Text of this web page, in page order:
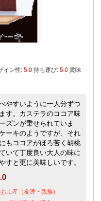
イン性: 5.0 持ち運び: 5.0 賞味
やすいように一人分ずつ
す。カステラのココア味
ズンが乗せられていま
ーキのようですが、それ
もココアがほろ苦く胡桃
いて丁度良い大人の味に
すと更に美味しいです。
土産（友達・親族）